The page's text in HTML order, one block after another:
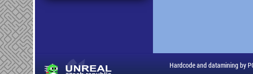
Hardcode and datamining by